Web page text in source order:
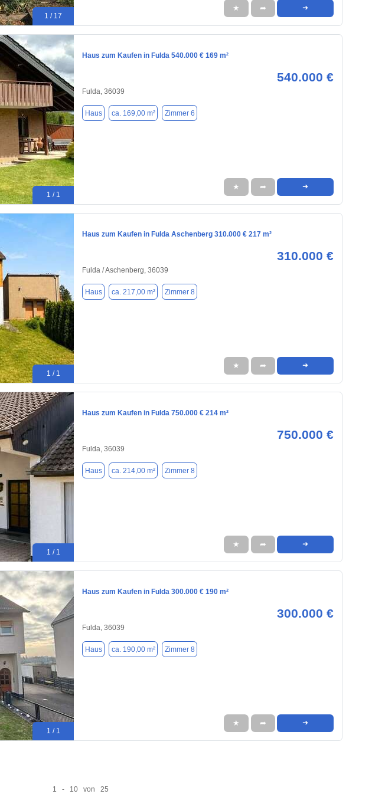
1 / 17
★ ➦ ➜
1 / 1
Haus zum Kaufen in Fulda 540.000 € 169 m²
540.000 €
Fulda, 36039
Haus ca. 169,00 m² Zimmer 6
★ ➦ ➜
1 / 1
Haus zum Kaufen in Fulda Aschenberg 310.000 € 217 m²
310.000 €
Fulda / Aschenberg, 36039
Haus ca. 217,00 m² Zimmer 8
★ ➦ ➜
1 / 1
Haus zum Kaufen in Fulda 750.000 € 214 m²
750.000 €
Fulda, 36039
Haus ca. 214,00 m² Zimmer 8
★ ➦ ➜
1 / 1
Haus zum Kaufen in Fulda 300.000 € 190 m²
300.000 €
Fulda, 36039
Haus ca. 190,00 m² Zimmer 8
★ ➦ ➜
1 - 10 von 25